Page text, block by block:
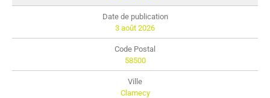
3 août 2026
58500
Clamecy